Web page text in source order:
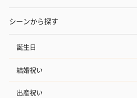
シーンから探す
誕生日
結婚祝い
出産祝い